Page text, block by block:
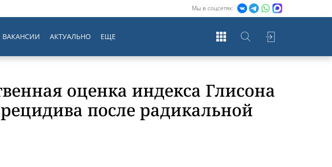
Мы в соцсетях:
ВАКАНСИИ АКТУАЛЬНО ЕЩЕ
оценка индекса Глисона
после радикальной